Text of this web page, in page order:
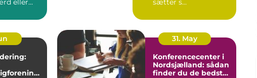
31. May
Konferencecenter i
Nordsjælland: sådan
finder du de bedste